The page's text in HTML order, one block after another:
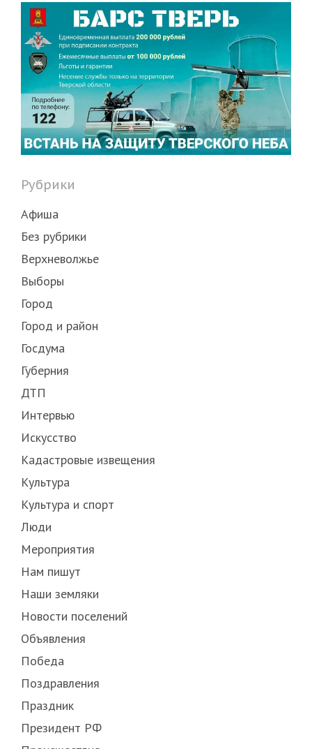
Рубрики
Афиша
Без рубрики
Верхневолжье
Выборы
Город
Город и район
Госдума
Губерния
ДТП
Интервью
Искусство
Кадастровые извещения
Культура
Культура и спорт
Люди
Мероприятия
Нам пишут
Наши земляки
Новости поселений
Объявления
Победа
Поздравления
Праздник
Президент РФ